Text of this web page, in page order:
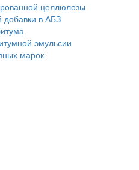
целлюлозы
добавки в АБЗ
эмульсии
марок